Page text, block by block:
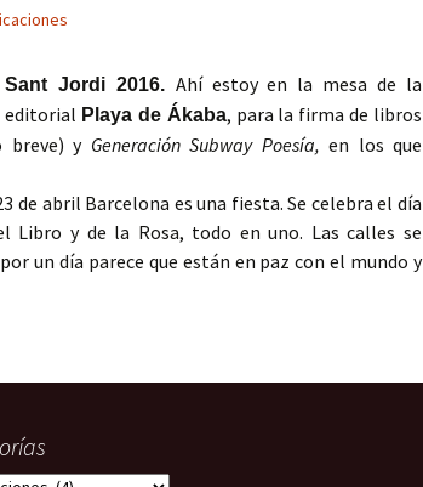
Sant Jordi 2016. Ahí estoy en la mesa de la
editorial Playa de Ákaba, para la firma de libros
breve) y Generación Subway Poesía, en los que
de abril Barcelona es una fiesta. Se celebra el día
Libro y de la Rosa, todo en uno. Las calles se
un día parece que están en paz con el mundo y
Jordi, una fiesta de libros y rosas